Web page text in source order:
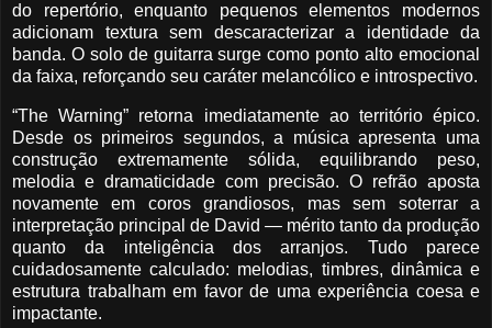
do repertório, enquanto pequenos elementos modernos
adicionam textura sem descaracterizar a identidade da
banda. O solo de guitarra surge como ponto alto emocional
da faixa, reforçando seu caráter melancólico e introspectivo.
“The Warning” retorna imediatamente ao território épico.
Desde os primeiros segundos, a música apresenta uma
construção extremamente sólida, equilibrando peso,
melodia e dramaticidade com precisão. O refrão aposta
novamente em coros grandiosos, mas sem soterrar a
interpretação principal de David — mérito tanto da produção
quanto da inteligência dos arranjos. Tudo parece
cuidadosamente calculado: melodias, timbres, dinâmica e
estrutura trabalham em favor de uma experiência coesa e
impactante.